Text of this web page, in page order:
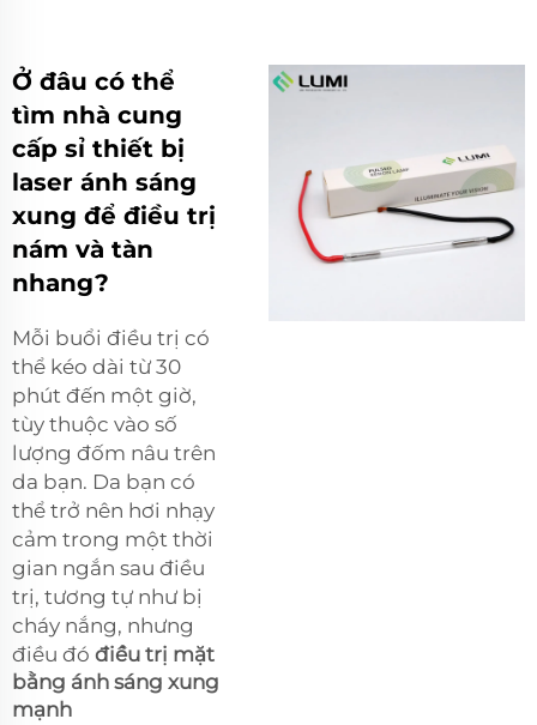
Ở đâu có thể
tìm nhà cung
cấp sỉ thiết bị
laser ánh sáng
xung để điều trị
nám và tàn
nhang?
Mỗi buổi điều trị có
thể kéo dài từ 30
phút đến một giờ,
tùy thuộc vào số
lượng đốm nâu trên
da bạn. Da bạn có
thể trở nên hơi nhạy
cảm trong một thời
gian ngắn sau điều
trị, tương tự như bị
cháy nắng, nhưng
điều đó điều trị mặt
bằng ánh sáng xung
mạnh